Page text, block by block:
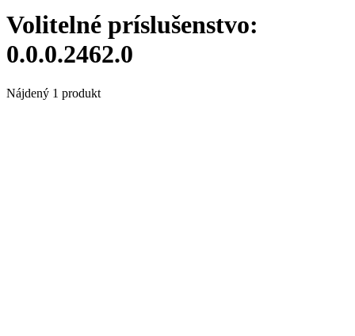
Volitelné príslušenstvo:
0.0.0.2462.0
Nájdený 1 produkt